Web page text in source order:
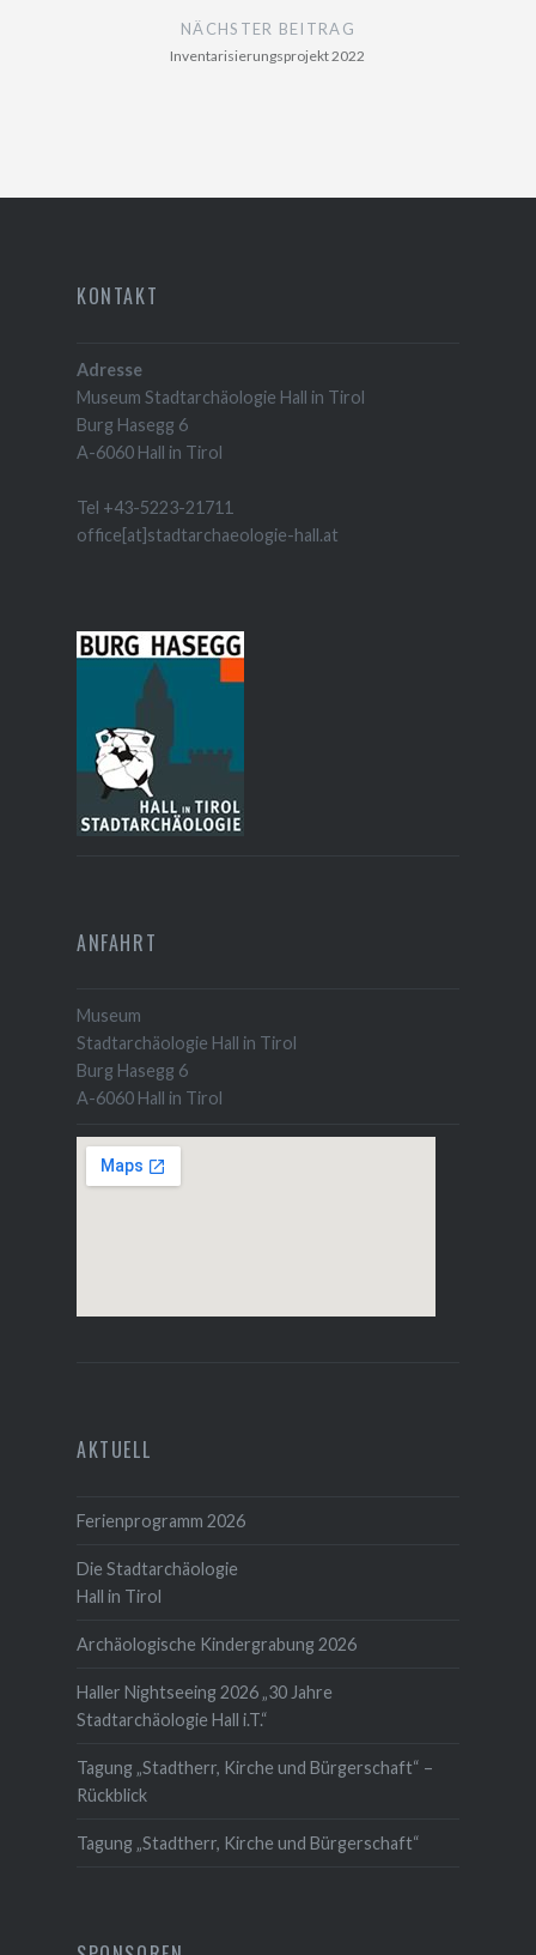
NÄCHSTER BEITRAG
Inventarisierungsprojekt 2022
KONTAKT
Adresse
Museum Stadtarchäologie Hall in Tirol
Burg Hasegg 6
A-6060 Hall in Tirol
Tel +43-5223-21711
office[at]stadtarchaeologie-hall.at
ANFAHRT
Museum
Stadtarchäologie Hall in Tirol
Burg Hasegg 6
A-6060 Hall in Tirol
AKTUELL
Ferienprogramm 2026
Die Stadtarchäologie
Hall in Tirol
Archäologische Kindergrabung 2026
Haller Nightseeing 2026 „30 Jahre
Stadtarchäologie Hall i.T.“
Tagung „Stadtherr, Kirche und Bürgerschaft“ –
Rückblick
Tagung „Stadtherr, Kirche und Bürgerschaft“